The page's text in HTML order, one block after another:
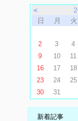
＜
日
月 火
2
3 4
9
10 11
16
17 18
23
24 25
30
31
新着記事